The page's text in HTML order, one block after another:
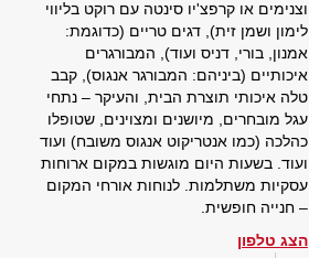
וצנימים או קרפצ'יו סינטה עם רוקט בליווי
לימון ושמן זית), דגים טריים (כדוגמת:
אמנון, בורי, דניס ועוד), המבורגרים
איכותיים (ביניהם: המבורגר אנגוס), קבב
טלה איכותי תוצרת הבית, והעיקר – נתחי
עגל מובחרים, מיושנים ומצוינים, שטופלו
כהלכה (כמו אנטריקוט אנגוס משובח) ועוד
ועוד. בשעות היום מוגשות במקום ארוחות
עסקיות משתלמות. לנוחות אורחי המקום
– חנייה חופשית.
הצג טלפון